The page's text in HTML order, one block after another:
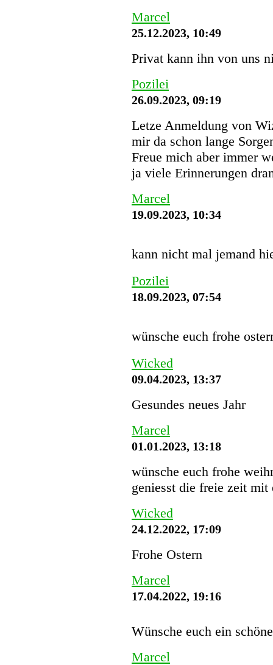
Marcel
25.12.2023, 10:49
Privat kann ihn von uns
Pozilei
26.09.2023, 09:19
Letze Anmeldung von
mir da schon lange
Freue mich aber immer
ja viele Erinnerungen
Marcel
19.09.2023, 10:34
kann nicht mal jemand
Pozilei
18.09.2023, 07:54
wünsche euch frohe
Wicked
09.04.2023, 13:37
Gesundes neues Jahr
Marcel
01.01.2023, 13:18
wünsche euch frohe
geniesst die freie zeit mit
Wicked
24.12.2022, 17:09
Frohe Ostern
Marcel
17.04.2022, 19:16
Wünsche euch ein
Marcel